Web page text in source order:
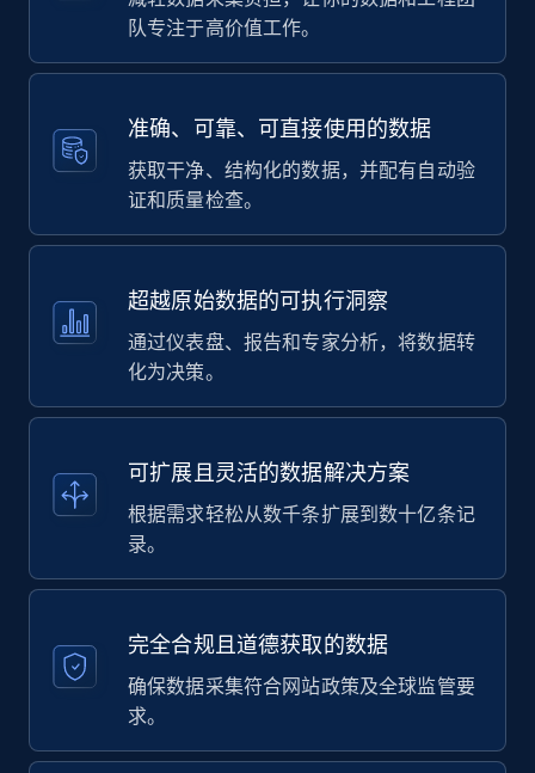
队专注于高价值工作。
准确、可靠、可直接使用的数据
获取干净、结构化的数据，并配有自动验
证和质量检查。
超越原始数据的可执行洞察
通过仪表盘、报告和专家分析，将数据转
化为决策。
可扩展且灵活的数据解决方案
根据需求轻松从数千条扩展到数十亿条记
录。
完全合规且道德获取的数据
确保数据采集符合网站政策及全球监管要
求。